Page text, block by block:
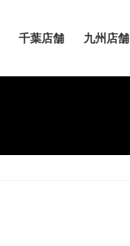
千葉店舗 九州店舗